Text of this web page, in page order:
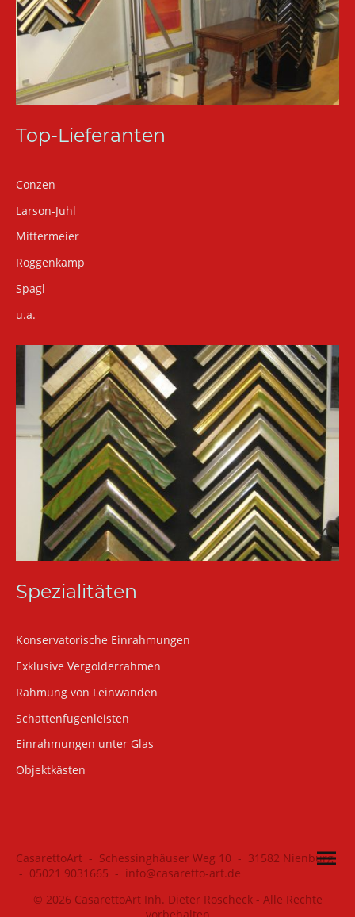
Top-Lieferanten
Conzen
Larson-Juhl
Mittermeier
Roggenkamp
Spagl
u.a.
Spezialitäten
Konservatorische Einrahmungen
Exklusive Vergolderrahmen
Rahmung von Leinwänden
Schattenfugenleisten
Einrahmungen unter Glas
Objektkästen
CasarettoArt - Schessinghäuser Weg 10 - 31582 Nienburg
- 05021 9031665 - info@casaretto-art.de
© 2026 CasarettoArt Inh. Dieter Roscheck - Alle Rechte
vorbehalten